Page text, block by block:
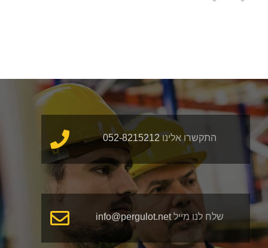
התקשרו אלינו052-8215212
שלח לנו מיילinfo@pergulot.net